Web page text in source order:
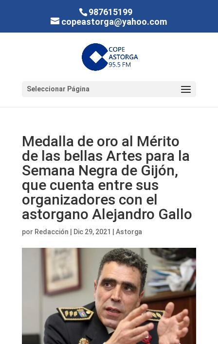
987615199
copeastorga@yahoo.com
Seleccionar Página
Medalla de oro al Mérito
de las bellas Artes para la
Semana Negra de Gijón,
que cuenta entre sus
organizadores con el
astorgano Alejandro Gallo
por Redacción Dic 29, 2021 Astorga